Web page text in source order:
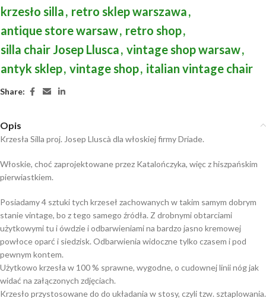
krzesło silla, retro sklep warszawa,
antique store warsaw, retro shop,
silla chair Josep Llusca, vintage shop warsaw,
antyk sklep, vintage shop, italian vintage chair
Share:
Opis
Krzesła Silla proj. Josep Lluscà dla włoskiej firmy Driade.
Włoskie, choć zaprojektowane przez Katalończyka, więc z hiszpańskim
pierwiastkiem.
Posiadamy 4 sztuki tych krzeseł zachowanych w takim samym dobrym
stanie vintage, bo z tego samego źródła. Z drobnymi obtarciami
użytkowymi tu i ówdzie i odbarwieniami na bardzo jasno kremowej
powłoce oparć i siedzisk. Odbarwienia widoczne tylko czasem i pod
pewnym kontem.
Użytkowo krzesła w 100 % sprawne, wygodne, o cudownej linii nóg jak
widać na załączonych zdjęciach.
Krzesło przystosowane do do układania w stosy, czyli tzw. sztaplowania.